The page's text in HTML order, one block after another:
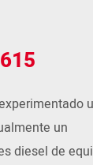
un
diesel de